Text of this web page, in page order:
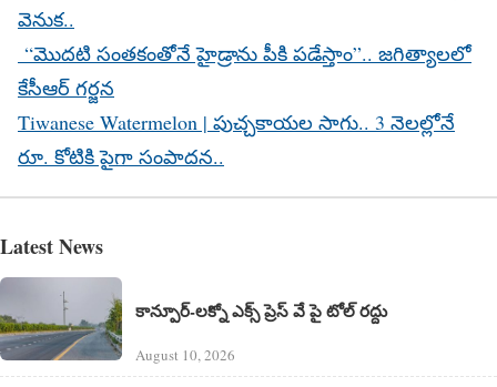
వెనుక..
“మొదటి సంతకంతోనే హైడ్రాను పీకి పడేస్తాం”.. జగిత్యాలలో
కేసీఆర్ గర్జన
Tiwanese Watermelon | పుచ్చ‌కాయ‌ల సాగు.. 3 నెల‌ల్లోనే
రూ. కోటికి పైగా సంపాద‌న‌..
Latest News
కాన్పూర్-లక్నో ఎక్స్ ప్రెస్ వే పై టోల్ రద్దు
August 10, 2026